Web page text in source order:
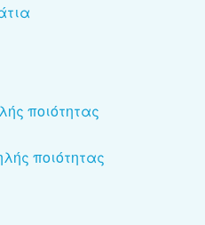
ποιότητας
ποιότητας